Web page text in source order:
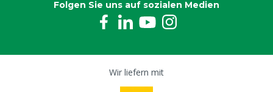
Folgen Sie uns auf sozialen Medien
Wir liefern mit